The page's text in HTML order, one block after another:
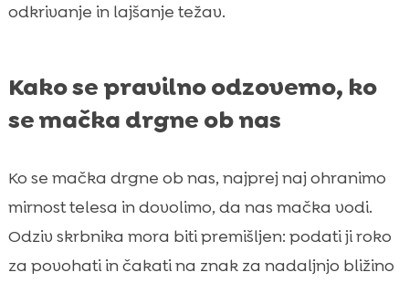
odkrivanje in lajšanje težav.
Kako se pravilno odzovemo, ko
se mačka drgne ob nas
Ko se mačka drgne ob nas, najprej naj ohranimo
mirnost telesa in dovolimo, da nas mačka vodi.
Odziv skrbnika mora biti premišljen: podati ji roko
za povohati in čakati na znak za nadaljnjo bližino